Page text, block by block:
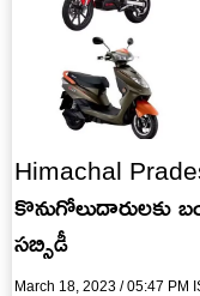
Himachal
కొనుగోలుదారులకు
సబ్సిడీ
March 18, 2023 / 05:47 PM